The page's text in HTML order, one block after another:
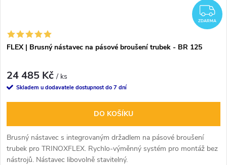
ZDARMA
FLEX | Brusný nástavec na pásové broušení trubek - BR 125
24 485 Kč/ ks
Skladem u dodavatele dostupnost do 7 dní
DO KOŠÍKU
Brusný nástavec s integrovaným držadlem na pásové broušení
trubek pro TRINOXFLEX. Rychlo-výměnný systém pro montáž bez
nástrojů. Nástavec libovolně stavitelný.